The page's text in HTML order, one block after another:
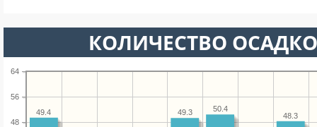
КОЛИЧЕСТВО
48
56
64
48.3
50.4
49.3
49.4